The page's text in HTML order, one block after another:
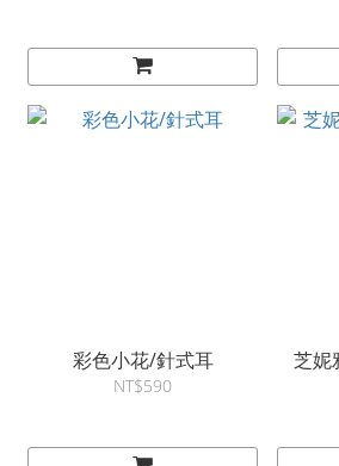
彩色小花/針式耳
NT$590
芝妮